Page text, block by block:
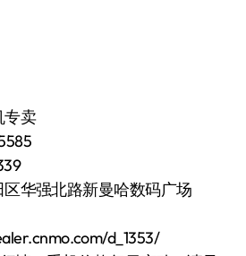
专卖
华强北路新曼哈数码广场
d_1353/